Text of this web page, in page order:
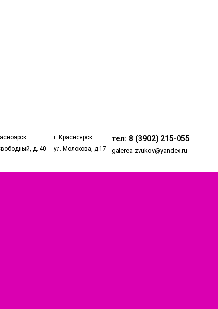
д. 40
г. Красноярск
ул. Молокова, д.17
тел: 8 (3902) 215-055
galerea-zvukov@yandex.ru